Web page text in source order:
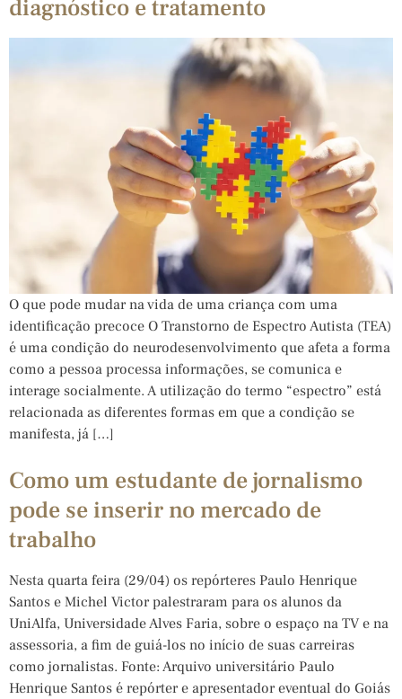
diagnóstico e tratamento
O que pode mudar na vida de uma criança com uma
identificação precoce O Transtorno de Espectro Autista (TEA)
é uma condição do neurodesenvolvimento que afeta a forma
como a pessoa processa informações, se comunica e
interage socialmente. A utilização do termo “espectro” está
relacionada as diferentes formas em que a condição se
manifesta, já […]
Como um estudante de jornalismo
pode se inserir no mercado de
trabalho
Nesta quarta feira (29/04) os repórteres Paulo Henrique
Santos e Michel Victor palestraram para os alunos da
UniAlfa, Universidade Alves Faria, sobre o espaço na TV e na
assessoria, a fim de guiá-los no início de suas carreiras
como jornalistas. Fonte: Arquivo universitário Paulo
Henrique Santos é repórter e apresentador eventual do Goiás